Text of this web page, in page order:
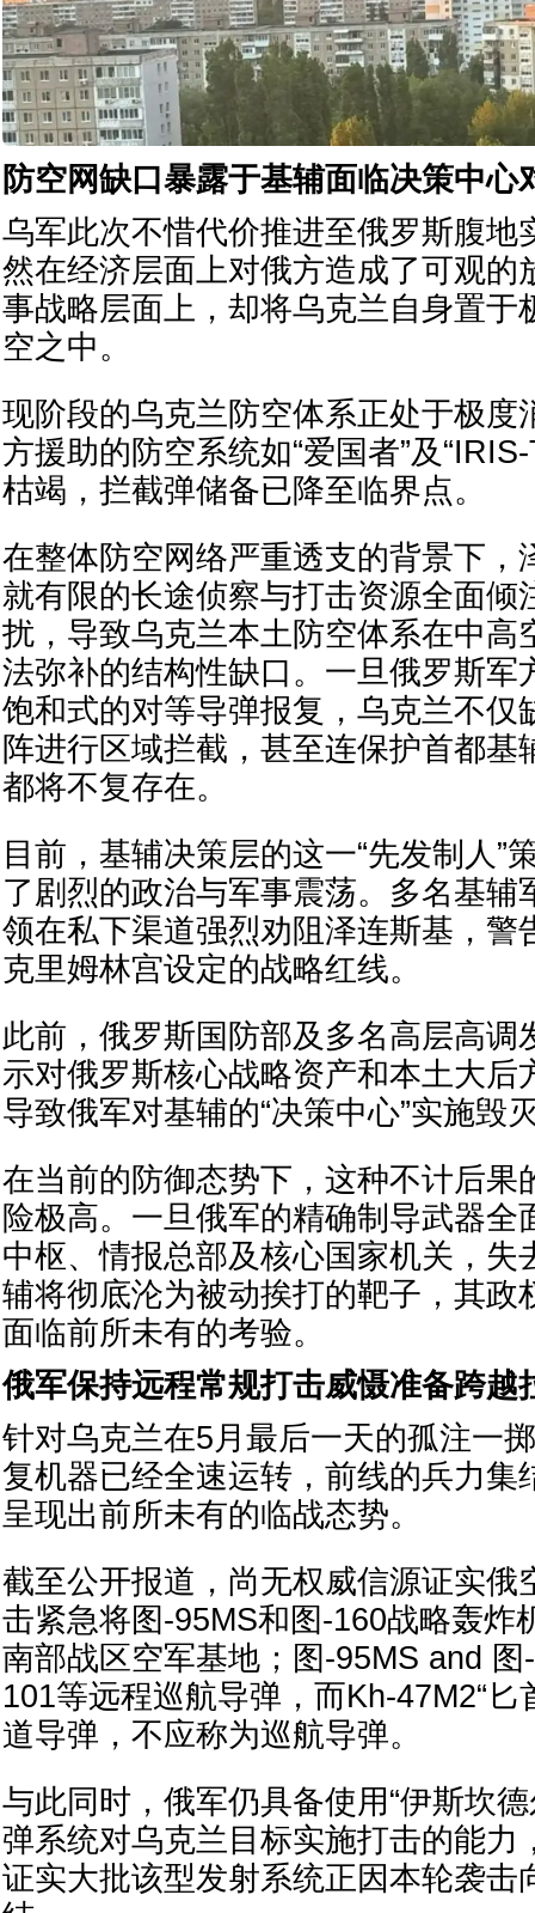
防空网缺口暴露于基辅面临决策中心
乌军此次不惜代价推进至俄罗斯腹地
然在经济层面上对俄方造成了可观的
事战略层面上，却将乌克兰自身置于
空之中。
现阶段的乌克兰防空体系正处于极度
方援助的防空系统如“爱国者”及
枯竭，拦截弹储备已降至临界点。
在整体防空网络严重透支的背景下，
就有限的长途侦察与打击资源全面倾
扰，导致乌克兰本土防空体系在中高
法弥补的结构性缺口。一旦俄罗斯军
饱和式的对等导弹报复，乌克兰不仅
阵进行区域拦截，甚至连保护首都基
都将不复存在。
目前，基辅决策层的这一“先发制人”
了剧烈的政治与军事震荡。多名基辅
领在私下渠道强烈劝阻泽连斯基，警
克里姆林宫设定的战略红线。
此前，俄罗斯国防部及多名高层高调
示对俄罗斯核心战略资产和本土大后
导致俄军对基辅的“决策中心”实施毁
在当前的防御态势下，这种不计后果
险极高。一旦俄军的精确制导武器全
中枢、情报总部及核心国家机关，失
辅将彻底沦为被动挨打的靶子，其政
面临前所未有的考验。
俄军保持远程常规打击威慑准备跨越
针对乌克兰在5月最后一天的孤注一
复机器已经全速运转，前线的兵力集
呈现出前所未有的临战态势。
截至公开报道，尚无权威信源证实俄
击紧急将图-95MS和图-160战略轰炸
南部战区空军基地；图-95MS and
101等远程巡航导弹，而Kh-47M2“匕
道导弹，不应称为巡航导弹。
与此同时，俄军仍具备使用“伊斯坎
弹系统对乌克兰目标实施打击的能力
证实大批该型发射系统正因本轮袭击